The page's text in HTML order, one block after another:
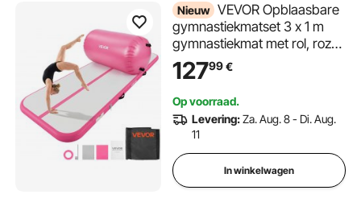
Nieuw VEVOR Opblaasbare
gymnastiekmatset 3 x 1 m
gymnastiekmat met rol, roze,
voor gym, buiten en yoga,
3,2 psi, versterkte naden,
handgrepen, met 600W
elektrische luchtpomp en
opbergtas
12799€
Op voorraad.
Levering:Za. Aug. 8 - Di. Aug.
11
In winkelwagen